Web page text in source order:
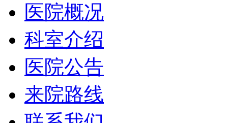
医院概况
科室介绍
医院公告
来院路线